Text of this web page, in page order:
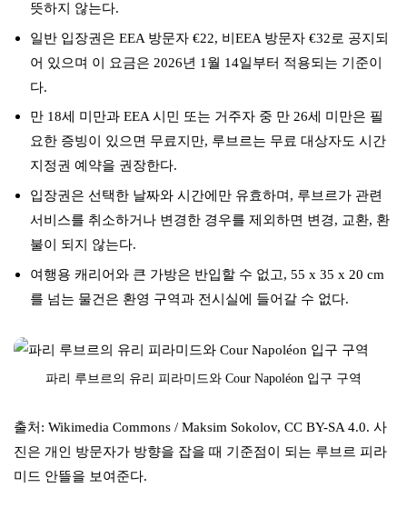
뜻하지 않는다.
일반 입장권은 EEA 방문자 €22, 비EEA 방문자 €32로 공지되
어 있으며 이 요금은 2026년 1월 14일부터 적용되는 기준이
다.
만 18세 미만과 EEA 시민 또는 거주자 중 만 26세 미만은 필
요한 증빙이 있으면 무료지만, 루브르는 무료 대상자도 시간
지정권 예약을 권장한다.
입장권은 선택한 날짜와 시간에만 유효하며, 루브르가 관련
서비스를 취소하거나 변경한 경우를 제외하면 변경, 교환, 환
불이 되지 않는다.
여행용 캐리어와 큰 가방은 반입할 수 없고, 55 x 35 x 20 cm
를 넘는 물건은 환영 구역과 전시실에 들어갈 수 없다.
파리 루브르의 유리 피라미드와 Cour Napoléon 입구 구역
출처: Wikimedia Commons / Maksim Sokolov, CC BY-SA 4.0. 사
진은 개인 방문자가 방향을 잡을 때 기준점이 되는 루브르 피라
미드 안뜰을 보여준다.